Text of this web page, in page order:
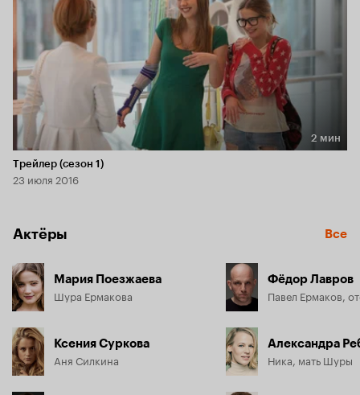
Длительность 2 мин
2 мин
Трейлер (сезон 1)
23 июля 2016
Актёры Все
Мария Поезжаева
Шура Ермакова
Ксения Суркова
Аня Силкина
Фёдор Лавров
Павел Ермаков,
Александра
Ника, мать Шуры